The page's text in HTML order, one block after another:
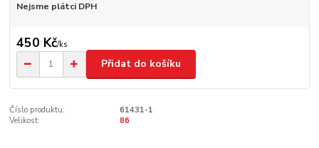
Nejsme plátci DPH
450 Kč/ks
Přidat do košíku
Číslo produktu:
61431-1
Velikost:
86